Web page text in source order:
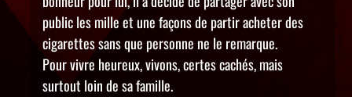
public les mille et une façons de partir acheter des
cigarettes sans que personne ne le remarque.
Pour vivre heureux, vivons, certes cachés, mais
surtout loin de sa famille.